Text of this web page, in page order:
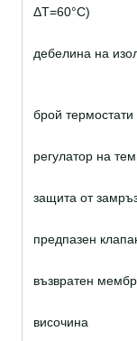
ΔТ=60°С)
дебелина на
брой термостати
регулатор на
защита от
предпазен
възвратен
височина